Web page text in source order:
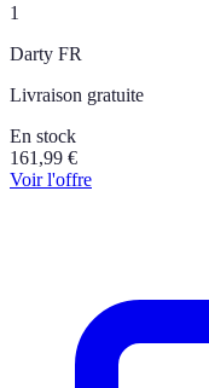
1
Darty FR
Livraison gratuite
En stock
161,99 €
Voir l'offre